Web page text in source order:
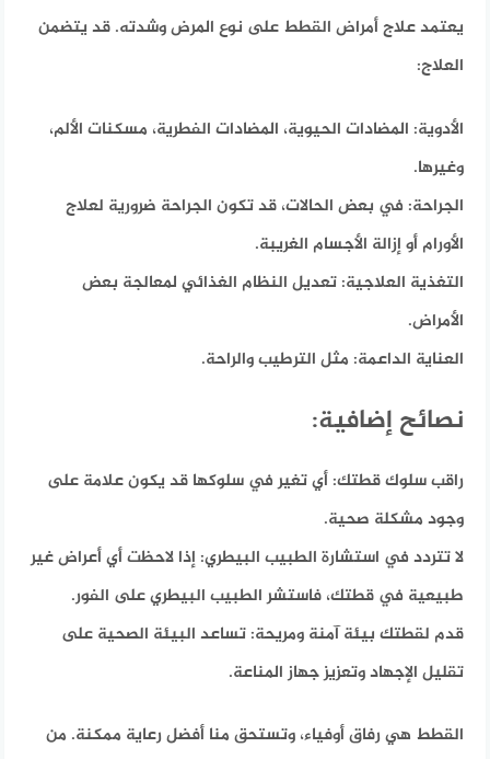
يعتمد علاج أمراض القطط على نوع المرض وشدته.قد يتضمن
العلاج:
الأدوية: المضادات الحيوية، المضادات الفطرية، مسكنات الألم،
وغيرها.
الجراحة: في بعض الحالات، قد تكون الجراحة ضرورية لعلاج
الأورام أو إزالة الأجسام الغريبة.
التغذية العلاجية: تعديل النظام الغذائي لمعالجة بعض
الأمراض.
العناية الداعمة: مثل الترطيب والراحة.
نصائح إضافية:
راقب سلوك قطتك: أي تغير في سلوكها قد يكون علامة على
وجود مشكلة صحية.
لا تتردد في استشارة الطبيب البيطري: إذا لاحظت أي أعراض غير
طبيعية في قطتك، فاستشر الطبيب البيطري على الفور.
قدم لقطتك بيئة آمنة ومريحة: تساعد البيئة الصحية على
تقليل الإجهاد وتعزيز جهاز المناعة.
القطط هي رفاق أوفياء، وتستحق منا أفضل رعاية ممكنة. من